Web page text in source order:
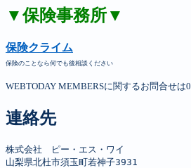
▼保険事務所▼
保険クライム
保険のことなら何でも後相談ください
WEBTODAY MEMBERSに関するお問合せは
連絡先
株式会社　ピー・エス・ワイ
山梨県北杜市須玉町若神子3931